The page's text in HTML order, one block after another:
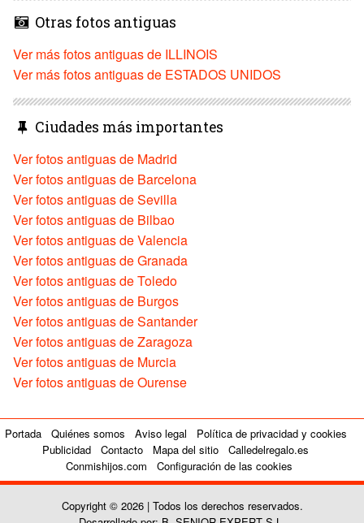
Otras fotos antiguas
Ver más fotos antiguas de ILLINOIS
Ver más fotos antiguas de ESTADOS UNIDOS
Ciudades más importantes
Ver fotos antiguas de Madrid
Ver fotos antiguas de Barcelona
Ver fotos antiguas de Sevilla
Ver fotos antiguas de Bilbao
Ver fotos antiguas de Valencia
Ver fotos antiguas de Granada
Ver fotos antiguas de Toledo
Ver fotos antiguas de Burgos
Ver fotos antiguas de Santander
Ver fotos antiguas de Zaragoza
Ver fotos antiguas de Murcia
Ver fotos antiguas de Ourense
Portada Quiénes somos Aviso legal
Política de privacidad y cookies
Publicidad
Contacto Mapa del sitio
Calledelregalo.es
Conmishijos.com
Configuración de las cookies
Copyright © 2026 | Todos los derechos reservados.